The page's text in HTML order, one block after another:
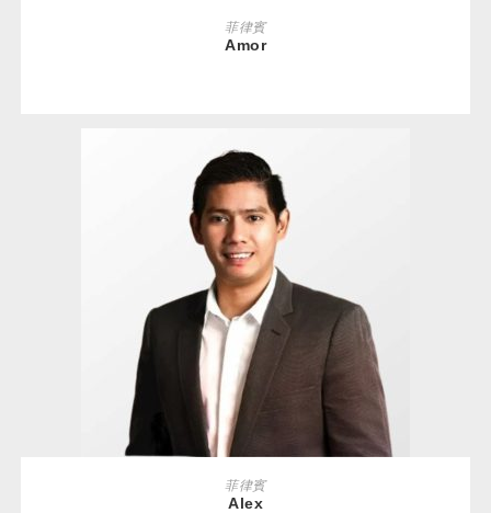
READ MORE
菲律賓
Amor
READ MORE
菲律賓
Alex